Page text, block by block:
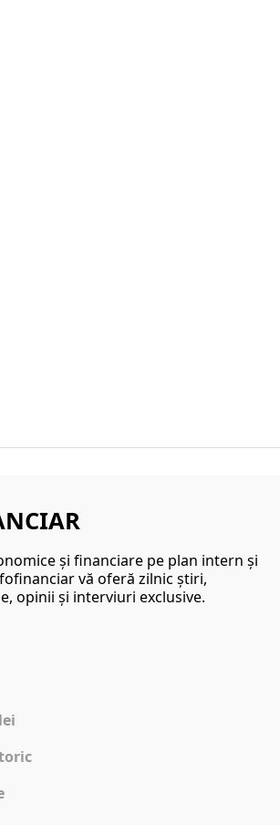
şi financiare pe plan intern şi
vă oferă zilnic ştiri,
opinii şi interviuri exclusive.